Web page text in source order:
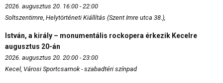
2026. augusztus 20. 16:00 - 22:00
Soltszentimre, Helytörténeti Kiállítás (Szent Imre utca 38.),
István, a király – monumentális rockopera érkezik Kecelre
augusztus 20-án
2026. augusztus 20. 20:00 - 23:00
Kecel, Városi Sportcsarnok - szabadtéri színpad